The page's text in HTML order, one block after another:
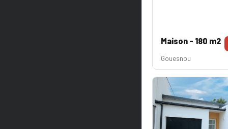
Maison - 180 m2
Gouesnou